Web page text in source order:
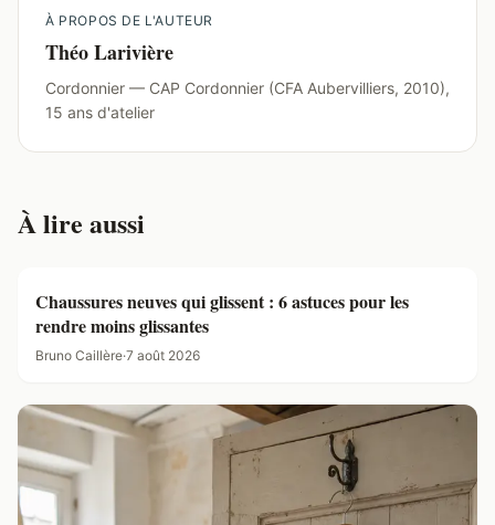
À PROPOS DE L'AUTEUR
Théo Larivière
Cordonnier — CAP Cordonnier (CFA Aubervilliers, 2010),
15 ans d'atelier
À lire aussi
Chaussures neuves qui glissent : 6 astuces pour les
rendre moins glissantes
Bruno Caillère·7 août 2026